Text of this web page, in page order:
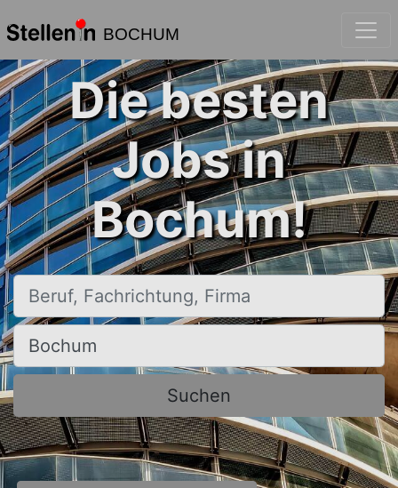
BOCHUM
Die besten
Jobs in
Bochum!
Beruf, Fachrichtung, Firma
Ort, Stadt
Suchen